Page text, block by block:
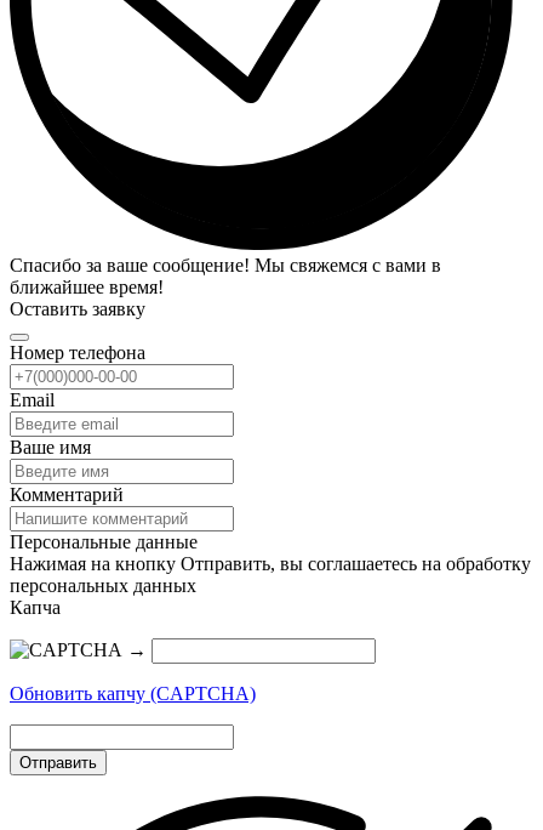
Спасибо за ваше сообщение! Мы свяжемся с вами в
ближайшее время!
Оставить заявку
Номер телефона
Email
Ваше имя
Комментарий
Персональные данные
Нажимая на кнопку Отправить, вы соглашаетесь на обработку
персональных данных
Капча
→
Обновить капчу (CAPTCHA)
Отправить